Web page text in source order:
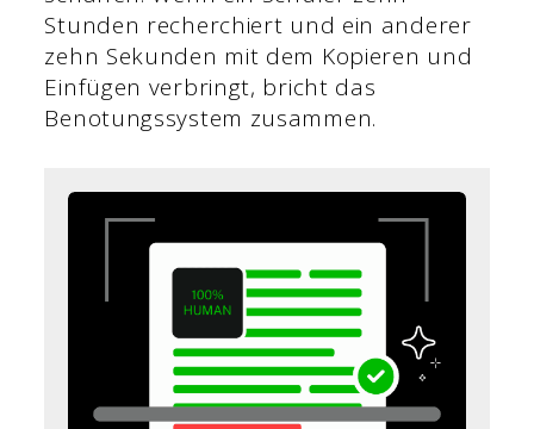
Stunden recherchiert und ein anderer
zehn Sekunden mit dem Kopieren und
Einfügen verbringt, bricht das
Benotungssystem zusammen.